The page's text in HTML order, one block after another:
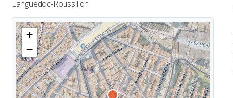
Languedoc-Roussillon
+
−